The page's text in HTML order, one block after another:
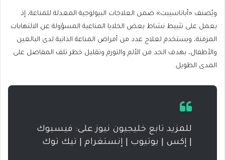
ويُصنف «أباتاسيبت» ضمن العلاجات البيولوجية المعدلة للمناعة، إذ
يعمل على تثبيط نشاط بعض الخلايا المناعية المسؤولة عن الالتهابات
المزمنة، ويستخدم لعلاج عدد من أمراض المناعة الذاتية لدى البالغين
والأطفال، بهدف الحد من الألم والتورم وتقليل خطر تلف المفاصل على
المدى الطويل.
للمزيد تابع خليجيون نيوز على: فيسبوك
| إكس | يوتيوب | إنستغرام | تيك توك